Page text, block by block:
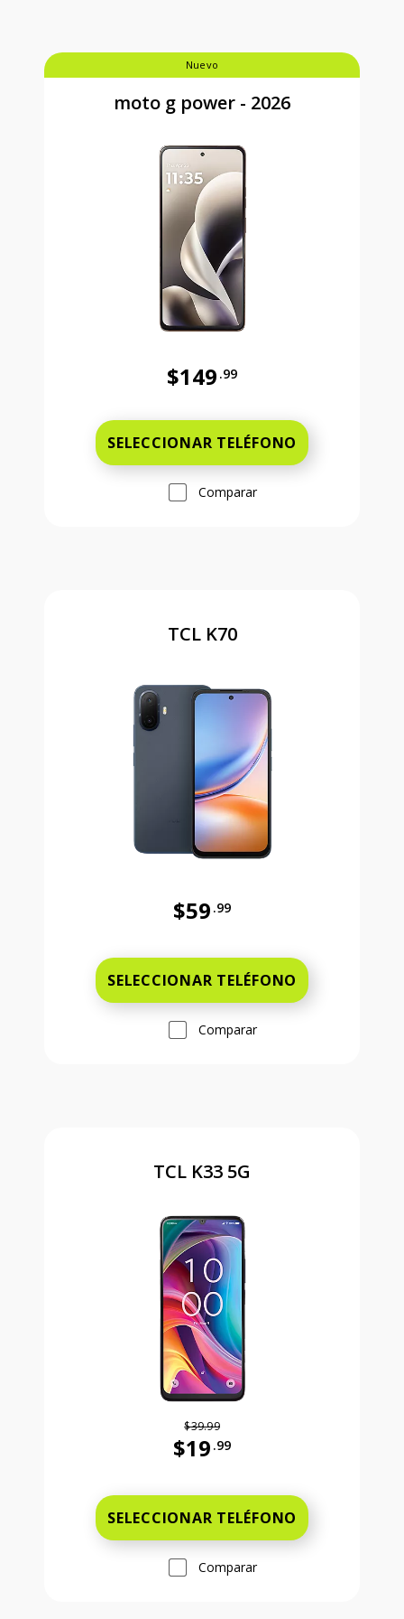
Nuevo
moto g power - 2026
$149 .99
SELECCIONAR TELÉFONO
Comparar
TCL K70
$59 .99
SELECCIONAR TELÉFONO
Comparar
TCL K33 5G
$39.99
$19 .99
SELECCIONAR TELÉFONO
Comparar